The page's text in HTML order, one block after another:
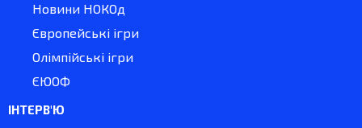
Новини НОКОд
Європейські ігри
Олімпійські ігри
ЄЮОФ
ІНТЕРВ'Ю